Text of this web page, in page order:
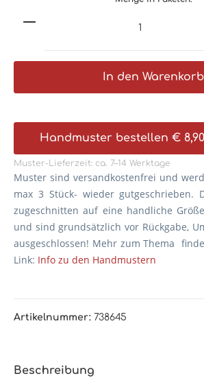
In den Warenkorb
Handmuster bestellen €
Muster-Lieferzeit: ca. 7–14 Werktage
Muster sind versandkostenfrei und
max 3 Stück- wieder gutgeschrieben.
zugeschnitten auf eine handliche
und sind grundsätzlich vor Rückgabe,
ausgeschlossen! Mehr zum Thema
Link: Info zu den Handmustern
Artikelnummer: 738645
Beschreibung